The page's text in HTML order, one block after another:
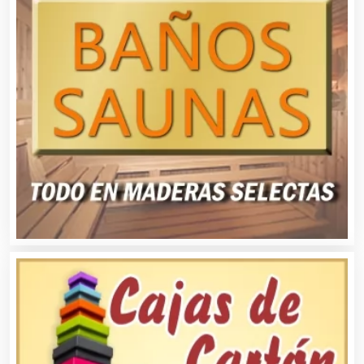
Autobuses
Automóviles Nuevos y Usados
Autopartes Eléctricas
Avaluos
Balnearios